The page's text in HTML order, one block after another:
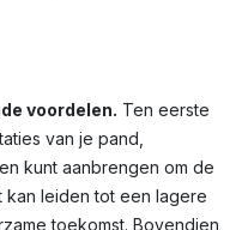
voordelen. Ten eerste
van je pand,
kunt aanbrengen om de
leiden tot een lagere
toekomst. Bovendien